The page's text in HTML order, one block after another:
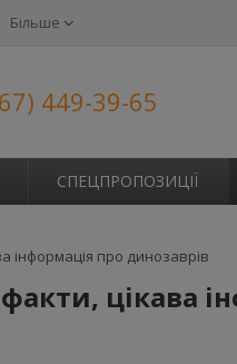
Більше
449-39-65
СПЕЦПРОПОЗИЦІЇ
інформація про динозаврів
цікава